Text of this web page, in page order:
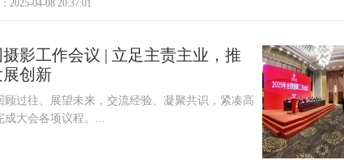
2025-04-08 20:37:01
影工作会议 | 立足主责主业，推
创新
顾过往、展望未来，交流经验、凝聚共识，紧凑高
成大会各项议程。...